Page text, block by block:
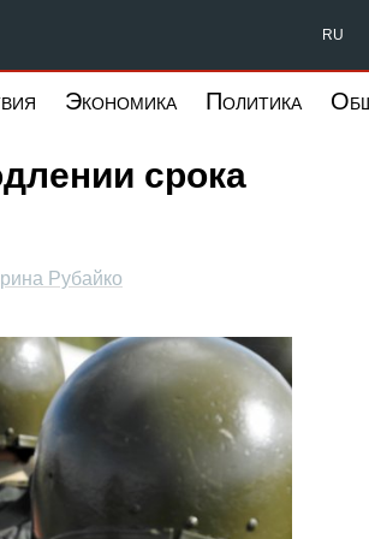
Запад RU
Экономика Политика
срока
Рубайко